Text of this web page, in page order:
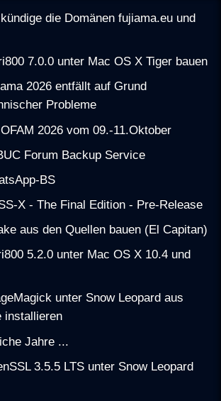
die Domänen fujiama.eu und
7.0.0 unter Mac OS X Tiger bauen
2026 entfällt auf Grund
Probleme
2026 vom 09.-11.Oktober
Forum Backup Service
BS
X - The Final Edition - Pre-Release
aus den Quellen bauen (El Capitan)
5.2.0 unter Mac OS X 10.4 und
unter Snow Leopard aus
installieren
Jahre ...
3.5.5 LTS unter Snow Leopard